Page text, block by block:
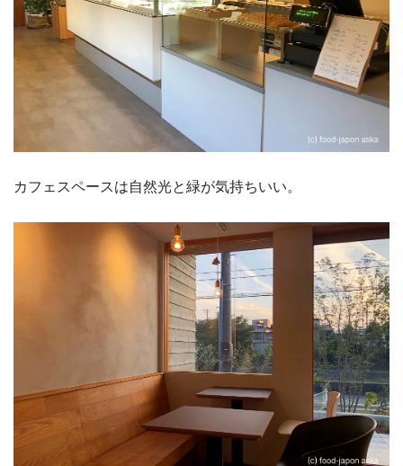
カフェスペースは自然光と緑が気持ちいい。